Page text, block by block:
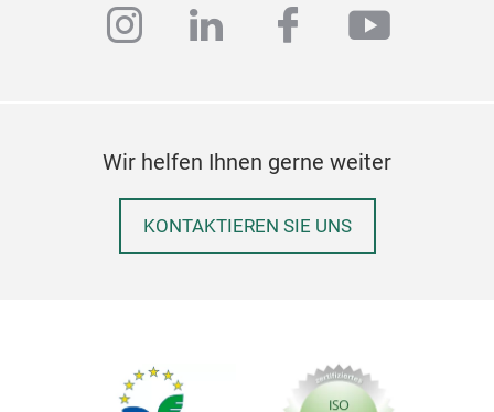
instagram
linkedinfacebook
Wir helfen Ihnen gerne weiter
KONTAKTIEREN SIE UNS